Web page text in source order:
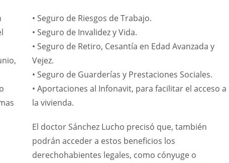
• Seguro de Riesgos de Trabajo.
• Seguro de Invalidez y Vida.
• Seguro de Retiro, Cesantía en Edad Avanzada y
Vejez.
• Seguro de Guarderías y Prestaciones Sociales.
• Aportaciones al Infonavit, para facilitar el acceso a
la vivienda.
El doctor Sánchez Lucho precisó que, también
podrán acceder a estos beneficios los
derechohabientes legales, como cónyuge o